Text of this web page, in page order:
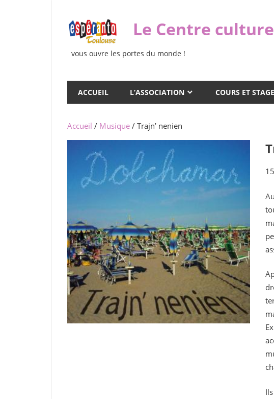
content
Le Centre
vous ouvre les portes du monde !
ACCUEIL L’ASSOCIATION COURS ET
Accueil / Musique / Trajn’ nenien